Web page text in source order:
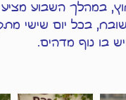
במהלך השבוע
בכל יום שישי
בו נוף מדהים.